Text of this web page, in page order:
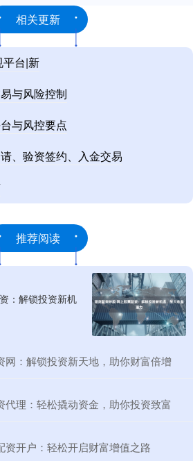
相关更新
平台|新
与风险控制
与风控要点
、验资签约、入金交易
推荐阅读
：解锁投资新机
网：解锁投资新天地，助你财富倍增
代理：轻松撬动资金，助你投资致富
资开户：轻松开启财富增值之路